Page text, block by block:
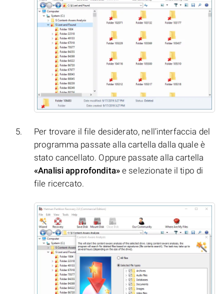
Per trovare il file desiderato, nell’interfaccia del
programma passate alla cartella dalla quale è
stato cancellato. Oppure passate alla cartella
«Analisi approfondita»e selezionate il tipo di
file ricercato.